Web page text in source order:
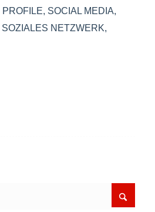
PROFILE, SOCIAL MEDIA,
SOZIALES NETZWERK,